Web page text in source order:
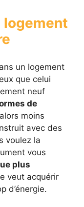
logement
un logement
que celui
neuf
de
moins
avec des
voulez la
vous
plus
veut acquérir
d’énergie.